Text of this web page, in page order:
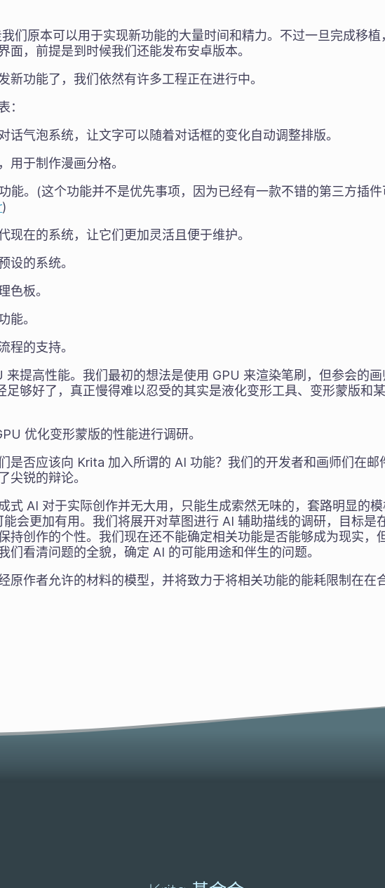
们原本可以用于实现新功能的大量时间和精力。不过一旦完成移植
面，前提是到时候我们还能发布安卓版本。
新功能了，我们依然有许多工程正在进行中。
：
话气泡系统，让文字可以随着对话框的变化自动调整排版。
用于制作漫画分格。
能。(这个功能并不是优先事项，因为已经有一款不错的第三方插
)
现在的系统，让它们更加灵活且便于维护。
设的系统。
色板。
能。
程的支持。
来提高性能。我们最初的想法是使用 GPU 来渲染笔刷，但参会的画
足够好了，真正慢得难以忍受的其实是液化变形工具、变形蒙版和
优化变形蒙版的性能进行调研。
是否应该向 Krita 加入所谓的 AI 功能？我们的开发者和画师们在邮
尖锐的辩论。
式 AI 对于实际创作并无大用，只能生成索然无味的，套路明显的
会更加有用。我们将展开对草图进行 AI 辅助描线的调研，目标是
持创作的个性。我们现在还不能确定相关功能是否能够成为现实，
们看清问题的全貌，确定 AI 的可能用途和伴生的问题。
原作者允许的材料的模型，并将致力于将相关功能的能耗限制在在